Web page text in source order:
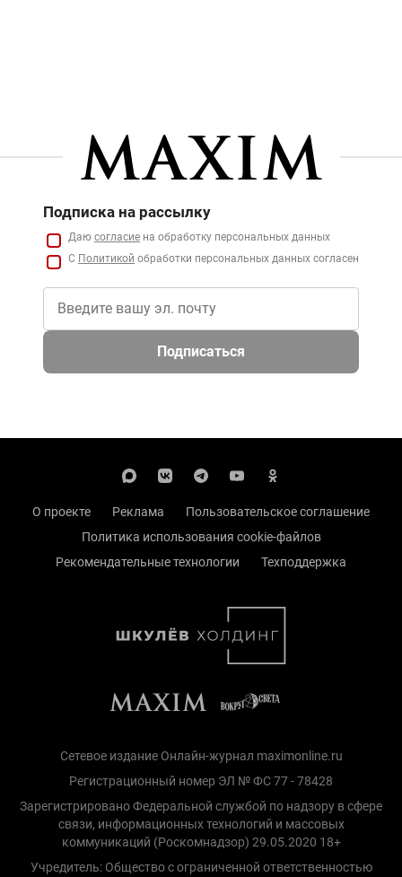
Подписка на рассылку
Даю согласие на обработку персональных данных
С Политикой обработки персональных данных согласен
Подписаться
О проекте Реклама
Пользовательское соглашение
Политика использования cookie-файлов
Рекомендательные технологии
Техподдержка
Сетевое издание Онлайн-журнал maximonline.ru
Регистрационный номер ЭЛ № ФС 77 - 78428
Зарегистрировано Федеральной службой по надзору в сфере
связи, информационных технологий и массовых
коммуникаций (Роскомнадзор) 29.05.2020 18+
Учредитель: Общество с ограниченной ответственностью